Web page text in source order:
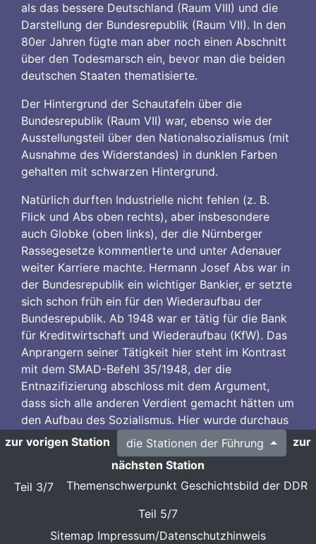
zur vorigen Station die Stationen der Führung
zur
nächsten Station
Teil 3/7
Themenschwerpunkt Geschichtsbild der DDR
Teil 5/7
Sitemap Impressum/Datenschutzhinweis
als das bessere Deutschland (Raum VIII) und die
Darstellung der Bundesrepublik (Raum VII). In den
80er Jahren fügte man aber noch einen Abschnitt
über den Todesmarsch ein, bevor man die beiden
deutschen Staaten thematisierte.
Der Hintergrund der Schautafeln über die
Bundesrepublik (Raum VII) war, ebenso wie der
Ausstellungsteil über den Nationalsozialismus (mit
Ausnahme des Widerstandes) in dunklen Farben
gehalten mit schwarzen Hintergrund.
Natürlich durften Industrielle nicht fehlen (z. B.
Flick und Abs oben rechts), aber insbesondere
auch Globke (oben links), der die Nürnberger
Rassegesetze kommentierte und unter Adenauer
weiter Karriere machte. Hermann Josef Abs war in
der Bundesrepublik ein wichtiger Bankier, er setzte
sich schon früh ein für den Wiederaufbau der
Bundesrepublik. Ab 1948 war er tätig für die Bank
für Kreditwirtschaft und Wiederaufbau (KfW). Das
Anprangern seiner Tätigkeit hier steht im Kontrast
mit dem SMAD-Befehl 35/1948, der die
Entnazifizierung abschloss mit dem Argument,
dass sich alle anderen Verdient gemacht hätten um
den Aufbau des Sozialismus. Hier wurde durchaus
mit zweierlei Maß gemessen, auch in der DDR gab
es höherrangige NS-Belastete, die in der DDR
Karriere machten.
Bildnachweis: Foto aus der Ausstellung